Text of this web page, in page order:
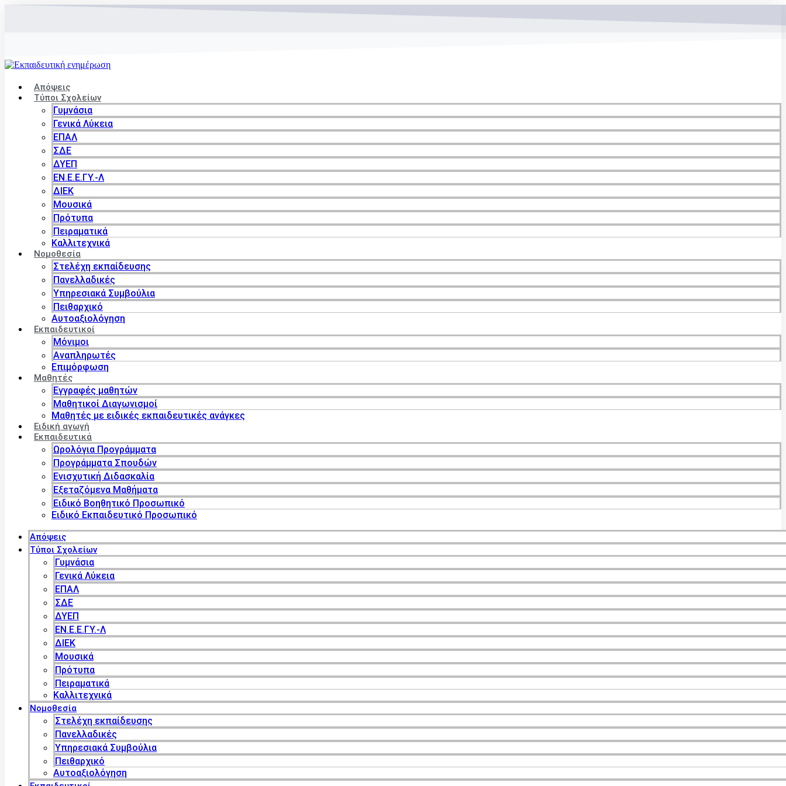
Απόψεις
Τύποι Σχολείων
Γυμνάσια
Γενικά Λύκεια
ΕΠΑΛ
ΣΔΕ
ΔΥΕΠ
ΕΝ.Ε.Ε.ΓΥ.-Λ
ΔΙΕΚ
Μουσικά
Πρότυπα
Πειραματικά
Καλλιτεχνικά
Νομοθεσία
Στελέχη εκπαίδευσης
Πανελλαδικές
Υπηρεσιακά Συμβούλια
Πειθαρχικό
Αυτοαξιολόγηση
Εκπαιδευτικοί
Μόνιμοι
Αναπληρωτές
Επιμόρφωση
Μαθητές
Εγγραφές μαθητών
Μαθητικοί Διαγωνισμοί
Μαθητές με ειδικές εκπαιδευτικές ανάγκες
Ειδική αγωγή
Εκπαιδευτικά
Ωρολόγια Προγράμματα
Προγράμματα Σπουδών
Ενισχυτική Διδασκαλία
Εξεταζόμενα Μαθήματα
Ειδικό Βοηθητικό Προσωπικό
Ειδικό Εκπαιδευτικό Προσωπικό
Απόψεις
Τύποι Σχολείων
Γυμνάσια
Γενικά Λύκεια
ΕΠΑΛ
ΣΔΕ
ΔΥΕΠ
ΕΝ.Ε.Ε.ΓΥ.-Λ
ΔΙΕΚ
Μουσικά
Πρότυπα
Πειραματικά
Καλλιτεχνικά
Νομοθεσία
Στελέχη εκπαίδευσης
Πανελλαδικές
Υπηρεσιακά Συμβούλια
Πειθαρχικό
Αυτοαξιολόγηση